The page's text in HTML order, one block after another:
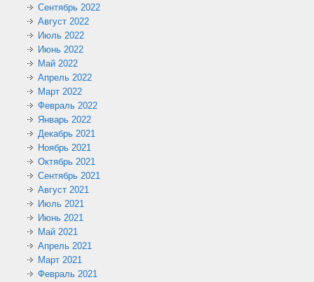
Сентябрь 2022
Август 2022
Июль 2022
Июнь 2022
Май 2022
Апрель 2022
Март 2022
Февраль 2022
Январь 2022
Декабрь 2021
Ноябрь 2021
Октябрь 2021
Сентябрь 2021
Август 2021
Июль 2021
Июнь 2021
Май 2021
Апрель 2021
Март 2021
Февраль 2021